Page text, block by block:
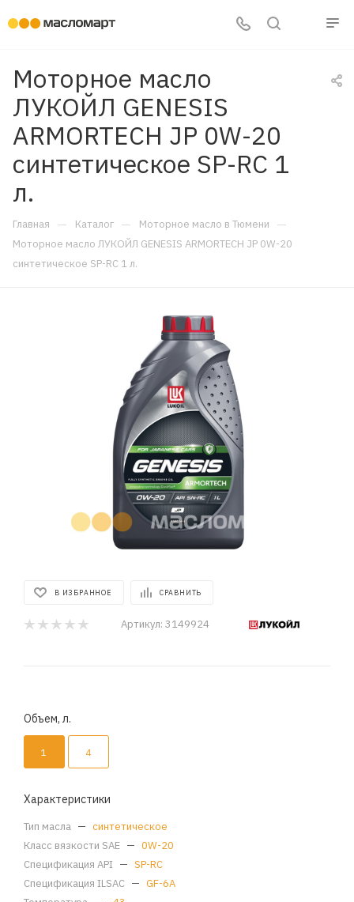
Моторное масло
ЛУКОЙЛ GENESIS
ARMORTECH JP 0W-20
синтетическое SP-RC 1
л.
Главная — Каталог — Моторное масло в Тюмени —
Моторное масло ЛУКОЙЛ GENESIS ARMORTECH JP 0W-20
синтетическое SP-RC 1 л.
В ИЗБРАННОЕ СРАВНИТЬ
Артикул: 3149924
Объем, л.
1 4
Характеристики
Тип масла — синтетическое
Класс вязкости SAE — 0W-20
Спецификация API — SP-RC
Спецификация ILSAC — GF-6A